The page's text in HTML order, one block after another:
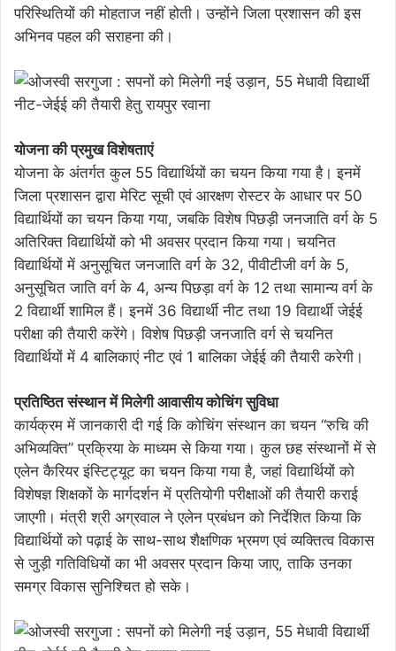
परिस्थितियों की मोहताज नहीं होती। उन्होंने जिला प्रशासन की इस
अभिनव पहल की सराहना की।
योजना की प्रमुख विशेषताएं
योजना के अंतर्गत कुल 55 विद्यार्थियों का चयन किया गया है। इनमें
जिला प्रशासन द्वारा मेरिट सूची एवं आरक्षण रोस्टर के आधार पर 50
विद्यार्थियों का चयन किया गया, जबकि विशेष पिछड़ी जनजाति वर्ग के 5
अतिरिक्त विद्यार्थियों को भी अवसर प्रदान किया गया। चयनित
विद्यार्थियों में अनुसूचित जनजाति वर्ग के 32, पीवीटीजी वर्ग के 5,
अनुसूचित जाति वर्ग के 4, अन्य पिछड़ा वर्ग के 12 तथा सामान्य वर्ग के
2 विद्यार्थी शामिल हैं। इनमें 36 विद्यार्थी नीट तथा 19 विद्यार्थी जेईई
परीक्षा की तैयारी करेंगे। विशेष पिछड़ी जनजाति वर्ग से चयनित
विद्यार्थियों में 4 बालिकाएं नीट एवं 1 बालिका जेईई की तैयारी करेगी।
प्रतिष्ठित संस्थान में मिलेगी आवासीय कोचिंग सुविधा
कार्यक्रम में जानकारी दी गई कि कोचिंग संस्थान का चयन “रुचि की
अभिव्यक्ति” प्रक्रिया के माध्यम से किया गया। कुल छह संस्थानों में से
एलेन कैरियर इंस्टिट्यूट का चयन किया गया है, जहां विद्यार्थियों को
विशेषज्ञ शिक्षकों के मार्गदर्शन में प्रतियोगी परीक्षाओं की तैयारी कराई
जाएगी। मंत्री श्री अग्रवाल ने एलेन प्रबंधन को निर्देशित किया कि
विद्यार्थियों को पढ़ाई के साथ-साथ शैक्षणिक भ्रमण एवं व्यक्तित्व विकास
से जुड़ी गतिविधियों का भी अवसर प्रदान किया जाए, ताकि उनका
समग्र विकास सुनिश्चित हो सके।